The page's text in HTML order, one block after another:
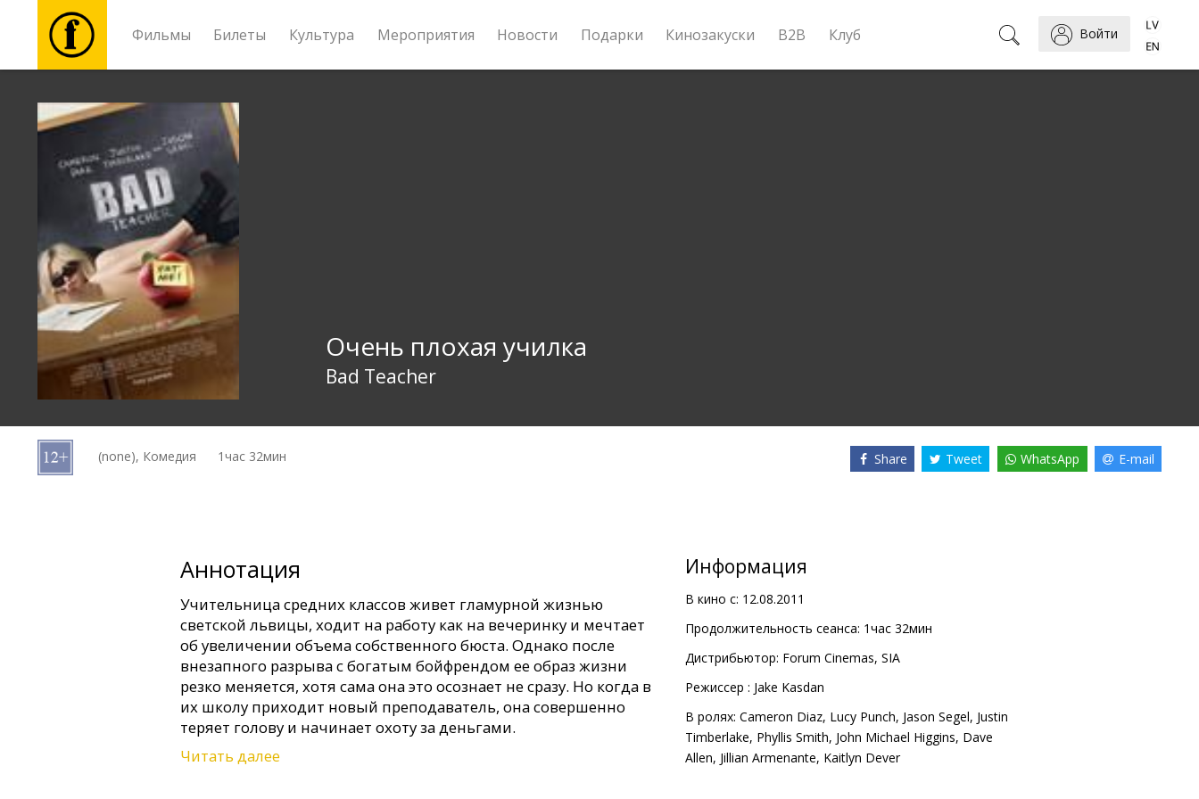
Фильмы Билеты Культура Мероприятия Новости Подарки Кинозакуски B2B Клуб Войти
Билеты
Культура
Мероприятия
Новости
Подарки
B2B
Очень плохая училка
Bad Teacher
(none), Комедия 1час 32мин Share Tweet WhatsApp E-mail
Аннотация
Учительница средних классов живет гламурной жизнью
светской львицы, ходит на работу как на вечеринку и мечтает
об увеличении объема собственного бюста. Однако после
внезапного разрыва с богатым бойфрендом ее образ жизни
резко меняется, хотя сама она это осознает не сразу. Но когда в
их школу приходит новый преподаватель, она совершенно
теряет голову и начинает охоту за деньгами.
В ролях: Cameron Diaz, Lucy Punch, Jason Segel, Justin Timberlake,
Читать далее
Информация
В кино с: 12.08.2011
Продолжительность сеанса: 1час 32мин
Дистрибьютор: Forum Cinemas, SIA
Pежиссер : Jake Kasdan
В ролях: Cameron Diaz, Lucy Punch, Jason Segel, Justin
Timberlake, Phyllis Smith, John Michael Higgins, Dave
Allen, Jillian Armenante, Kaitlyn Dever